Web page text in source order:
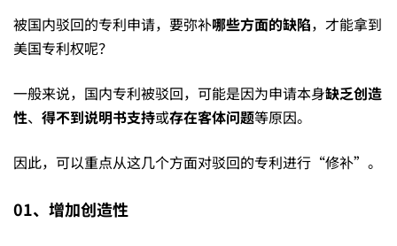
利
受
挫？
教
被国内驳回的专利申请，要弥补哪些方面的缺陷，才能拿到
美国专利权呢？
一般来说，国内专利被驳回，可能是因为申请本身缺乏创造
性、 得不到说明书支持或存在客体问题等原因。
因此，可以重点从这几个方面对驳回的专利进行“修补”。
01、增加创造性